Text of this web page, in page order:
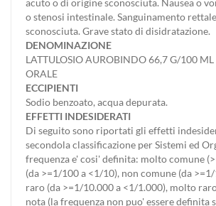
acuto o di origine sconosciuta. Nausea o
o stenosi intestinale. Sanguinamento
sconosciuta. Grave stato di disidratazione.
DENOMINAZIONE
LATTULOSIO AUROBINDO 66,7 G/100
ORALE
ECCIPIENTI
Sodio benzoato, acqua depurata.
EFFETTI INDESIDERATI
Di seguito sono riportati gli effetti
secondola classificazione per Sistemi ed
frequenza e' cosi' definita: molto comune
(da >=1/100 a <1/10), non comune (da
raro (da >=1/10.000 a <1/1.000), molto
nota (la frequenza non puo' essere definita